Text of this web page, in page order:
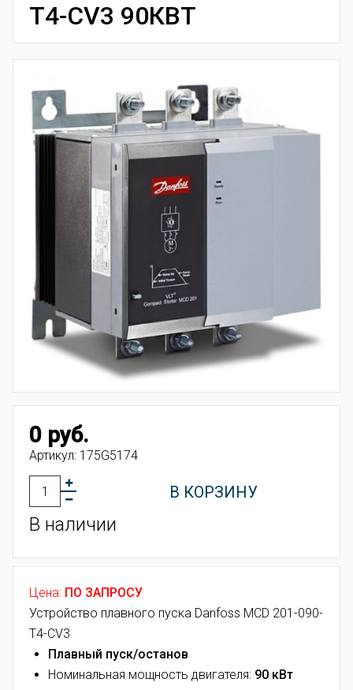
T4-CV3 90КВТ
0 руб.
Артикул: 175G5174
В КОРЗИНУ
В наличии
Цена: ПО ЗАПРОСУ
Устройство плавного пуска Danfoss MCD 201-090-
T4-CV3
Плавный пуск/останов
Номинальная мощность двигателя: 90 кВт